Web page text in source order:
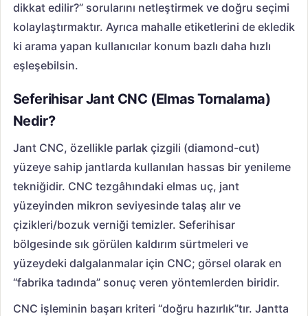
dikkat edilir?” sorularını netleştirmek ve doğru seçimi
kolaylaştırmaktır. Ayrıca mahalle etiketlerini de ekledik
ki arama yapan kullanıcılar konum bazlı daha hızlı
eşleşebilsin.
Seferihisar Jant CNC (Elmas Tornalama)
Nedir?
Jant CNC, özellikle parlak çizgili (diamond-cut)
yüzeye sahip jantlarda kullanılan hassas bir yenileme
tekniğidir. CNC tezgâhındaki elmas uç, jant
yüzeyinden mikron seviyesinde talaş alır ve
çizikleri/bozuk verniği temizler. Seferihisar
bölgesinde sık görülen kaldırım sürtmeleri ve
yüzeydeki dalgalanmalar için CNC; görsel olarak en
“fabrika tadında” sonuç veren yöntemlerden biridir.
CNC işleminin başarı kriteri “doğru hazırlık”tır. Jantta